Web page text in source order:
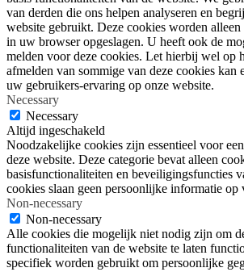
van derden die ons helpen analyseren en
website gebruikt. Deze cookies worden
in uw browser opgeslagen. U heeft ook de
melden voor deze cookies. Let hierbij wel op
afmelden van sommige van deze cookies kan
uw gebruikers-ervaring op onze website.
Necessary
Necessary
Altijd ingeschakeld
Noodzakelijke cookies zijn essentieel voor
deze website. Deze categorie bevat alleen
basisfunctionaliteiten en beveiligingsfuncties
cookies slaan geen persoonlijke informatie op
Non-necessary
Non-necessary
Alle cookies die mogelijk niet nodig zijn om
functionaliteiten van de website te laten
specifiek worden gebruikt om persoonlijke